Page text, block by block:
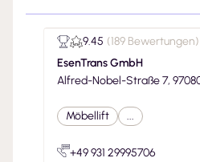
9.45 (189 Bewertungen)
EsenTrans GmbH
Alfred-Nobel-Straße 7,
Möbellift ...
+49 931 29995706